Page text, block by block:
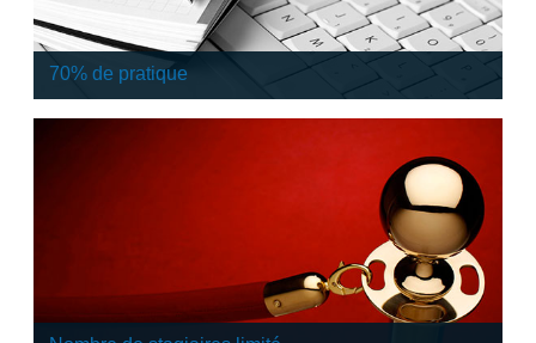
70% de pratique
synthèse Architecture Java et Architecture Soa.